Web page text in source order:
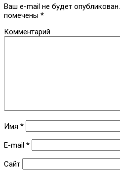
Ваш e-mail не будет опубликован.
помечены *
Комментарий
Имя *
E-mail *
Сайт